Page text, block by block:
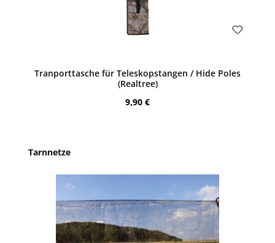
Tranporttasche für Teleskopstangen / Hide Poles
(Realtree)
Regulärer Preis:
9,90 €
Produktgalerie überspringen
Tarnnetze